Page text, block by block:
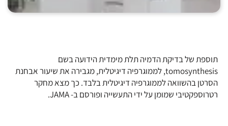
תוספת של בדיקת הדמיה תלת מימדית הידועה בשם
tomosynthesis, לממוגרפיה דיגיטלית, מגבירה את שיעור אבחנת
הסרטן בהשוואה לממוגרפיה דיגיטלית בלבד. כך מצא מחקר
רטרוספקטיבי שמומן על ידי התעשייה ופורסם ב- JAMA.